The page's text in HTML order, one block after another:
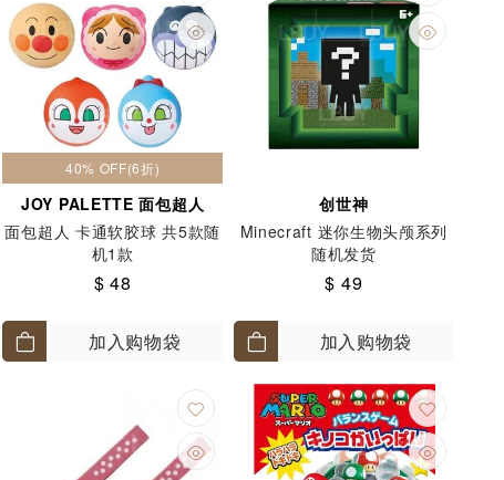
40% OFF(6折)
JOY PALETTE 面包超人
面包超人 卡通软胶球 共5款随
机1款
$ 48
加入购物袋
创世神
Minecraft 迷你生物头颅系列
随机发货
$ 49
加入购物袋